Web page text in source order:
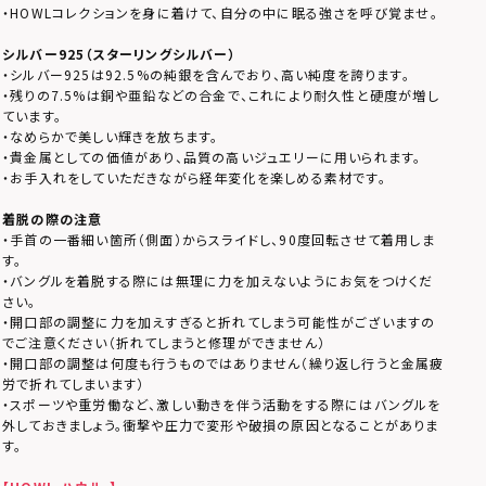
・HOWLコレクションを身に着けて、自分の中に眠る強さを呼び覚ませ。
シルバー925（スターリングシルバー）
・シルバー925は92.5%の純銀を含んでおり、高い純度を誇ります。
・残りの7.5%は銅や亜鉛などの合金で、これにより耐久性と硬度が増し
ています。
・なめらかで美しい輝きを放ちます。
・貴金属としての価値があり、品質の高いジュエリーに用いられます。
・お手入れをしていただきながら経年変化を楽しめる素材です。
着脱の際の注意
・手首の一番細い箇所（側面）からスライドし、90度回転させて着用しま
す。
・バングルを着脱する際には無理に力を加えないようにお気をつけくだ
さい。
・開口部の調整に力を加えすぎると折れてしまう可能性がございますの
でご注意ください（折れてしまうと修理ができません）
・開口部の調整は何度も行うものではありません（繰り返し行うと金属疲
労で折れてしまいます）
・スポーツや重労働など、激しい動きを伴う活動をする際にはバングルを
外しておきましょう。衝撃や圧力で変形や破損の原因となることがありま
す。